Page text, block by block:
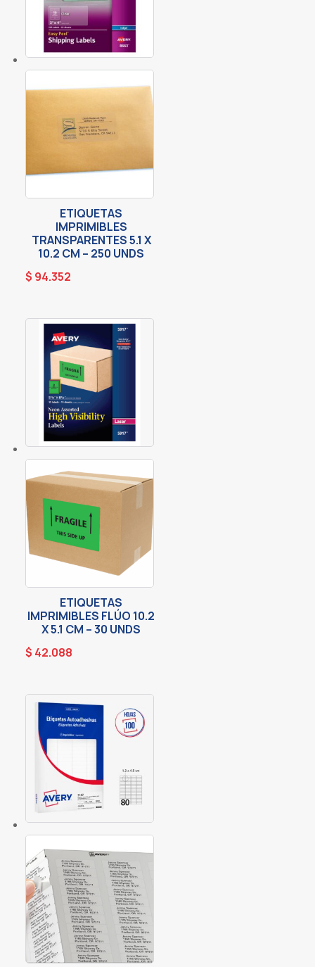
ETIQUETAS
IMPRIMIBLES
TRANSPARENTES 5.1 X
10.2 CM – 250 UNDS
$ 94.352
ETIQUETAS
IMPRIMIBLES FLÚO 10.2
X 5.1 CM – 30 UNDS
$ 42.088